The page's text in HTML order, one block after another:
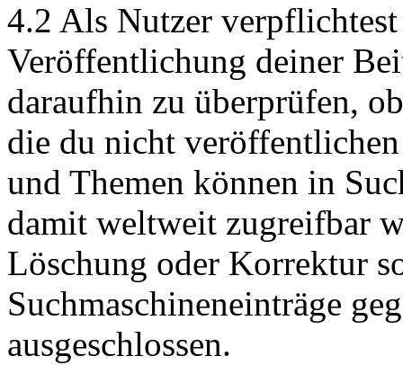
4.2 Als Nutzer
Veröffentlichung deiner
daraufhin zu überprüfen,
die du nicht
und Themen können in
damit weltweit zugreifbar
Löschung oder Korrektur
Suchmaschineneinträge
ausgeschlossen.